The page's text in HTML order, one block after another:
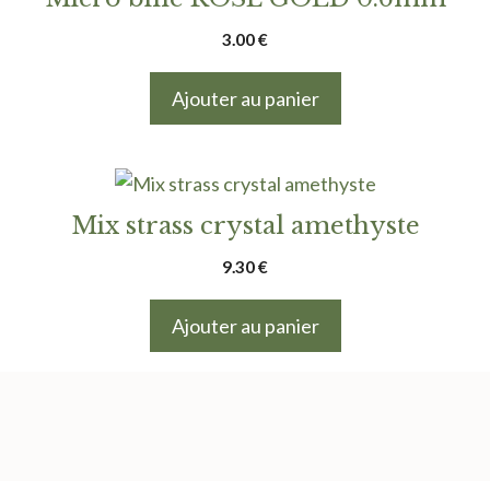
3.00€
Ajouter au panier
Mix strass crystal amethyste
9.30€
Ajouter au panier